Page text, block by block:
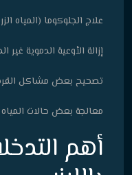
علاج الجلوكوما (المياه
إزالة الأوعية الدموية غير
تصحيح بعض مشاكل
معالجة بعض حالات
أهم